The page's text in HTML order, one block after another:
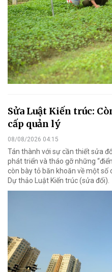
Sửa Luật Kiến trúc:
cấp quản lý
08/08/2026 04:15
Tán thành với sự cần thiết sửa
phát triển và tháo gỡ những
còn bày tỏ băn khoăn về một số
Dự thảo Luật Kiến trúc (sửa đổi).